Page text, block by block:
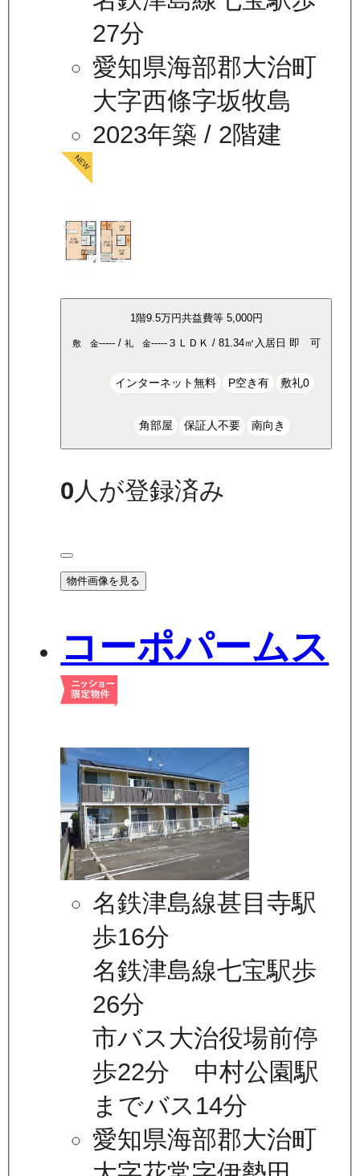
27分
愛知県海部郡大治町
大字西條字坂牧島
2023年築 / 2階建
1階9.5万円共益費等 5,000円
敷 金-----/ 礼 金-----３ＬＤＫ / 81.34㎡ 入居日 即 可
インターネット無料 P空き有 敷礼0
角部屋 保証人不要 南向き
0人が登録済み
物件画像を見る
コーポパームス
名鉄津島線甚目寺駅
歩16分
名鉄津島線七宝駅歩
26分
市バス大治役場前停
歩22分 中村公園駅
までバス14分
愛知県海部郡大治町